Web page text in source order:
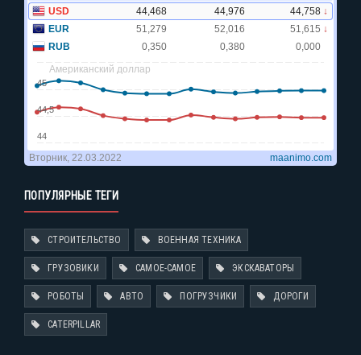
ПОПУЛЯРНЫЕ ТЕГИ
СТРОИТЕЛЬСТВО ВОЕННАЯ ТЕХНИКА
ГРУЗОВИКИ САМОЕ-САМОЕ ЭКСКАВАТОРЫ
РОБОТЫ АВТО ПОГРУЗЧИКИ ДОРОГИ
CATERPILLAR